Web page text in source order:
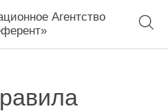
Агентство